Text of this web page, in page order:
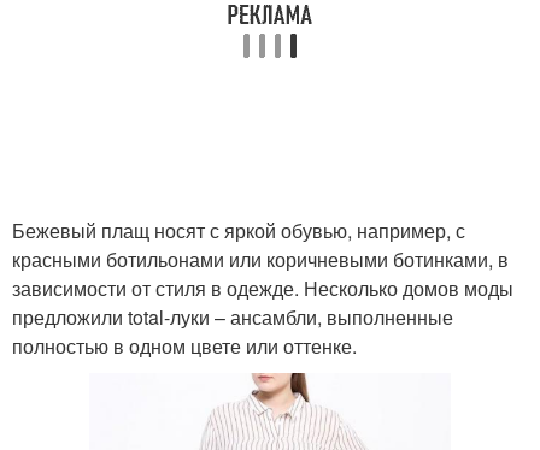
Бежевый плащ носят с яркой обувью, например, с
красными ботильонами или коричневыми ботинками, в
зависимости от стиля в одежде. Несколько домов моды
предложили total-луки – ансамбли, выполненные
полностью в одном цвете или оттенке.